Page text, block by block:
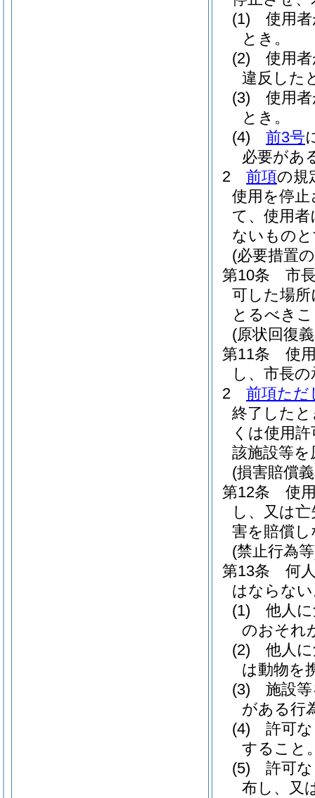
(1)
使用
とき。
(2)
使用
違反した
(3)
使用
とき。
(4)
前3号
必要があ
2
前項の規
使用を停
て、使用
ないもの
(必要措置
第10条
市
可した場
とるべき
(原状回復
第11条
使
し、市長
2
前項ただ
終了した
くは使用
該施設等
(損害賠償
第12条
使
し、又は
害を賠償
(禁止行為
第13条
何
はならな
(1)
他人
のおそれ
(2)
他人
は動物を
(3)
施設
がある行
(4)
許可
すること
(5)
許可
布し、又